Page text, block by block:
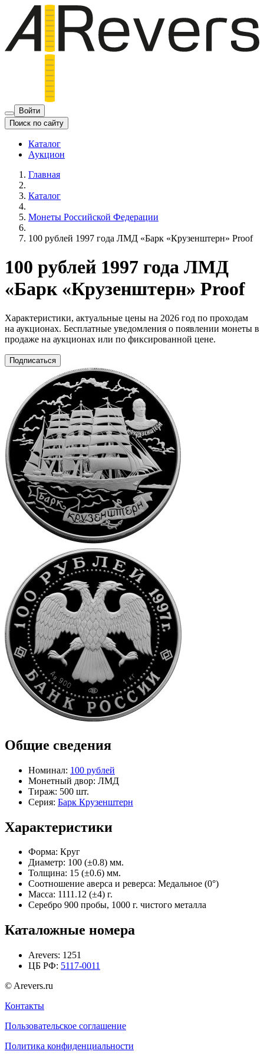
Войти
Поиск по сайту
Каталог
Аукцион
Главная
Каталог
Монеты Российской Федерации
100 рублей 1997 года ЛМД «Барк «Крузенштерн» Proof
100 рублей 1997 года ЛМД
«Барк «Крузенштерн» Proof
Характеристики, актуальные цены на 2026 год по проходам
на аукционах. Бесплатные уведомления о появлении монеты в
продаже на аукционах или по фиксированной цене.
Подписаться
Общие сведения
Номинал: 100 рублей
Монетный двор: ЛМД
Тираж: 500 шт.
Серия: Барк Крузенштерн
Характеристики
Форма: Круг
Диаметр: 100 (±0.8) мм.
Толщина: 15 (±0.6) мм.
Соотношение аверса и реверса: Медальное (0°)
Масса: 1111.12 (±4) г.
Серебро 900 пробы, 1000 г. чистого металла
Каталожные номера
Arevers: 1251
ЦБ РФ: 5117-0011
© Arevers.ru
Контакты
Пользовательское соглашение
Политика конфиденциальности